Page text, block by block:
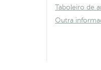
Taboleiro de
Outra